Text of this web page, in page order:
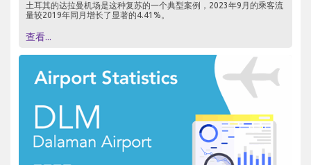
土耳其的达拉曼机场是这种复苏的一个典型案例，2023年9月的乘客流
量较2019年同月增长了显著的4.41%。
查看...